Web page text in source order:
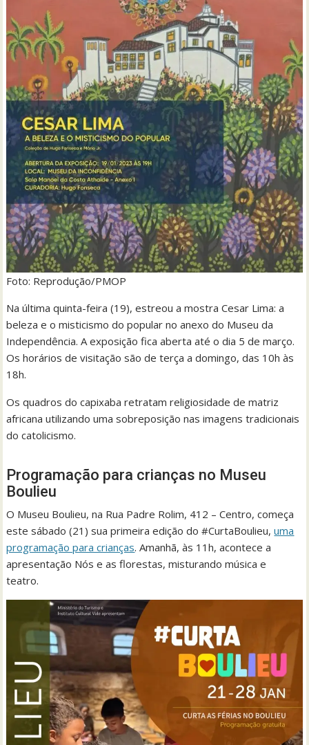
Foto: Reprodução/PMOP
Na última quinta-feira (19), estreou a mostra Cesar Lima: a
beleza e o misticismo do popular no anexo do Museu da
Independência. A exposição fica aberta até o dia 5 de março.
Os horários de visitação são de terça a domingo, das 10h às
18h.
Os quadros do capixaba retratam religiosidade de matriz
africana utilizando uma sobreposição nas imagens tradicionais
do catolicismo.
Programação para crianças no Museu
Boulieu
O Museu Boulieu, na Rua Padre Rolim, 412 – Centro, começa
este sábado (21) sua primeira edição do #CurtaBoulieu,uma
programação para crianças. Amanhã, às 11h, acontece a
apresentação Nós e as florestas, misturando música e
teatro.